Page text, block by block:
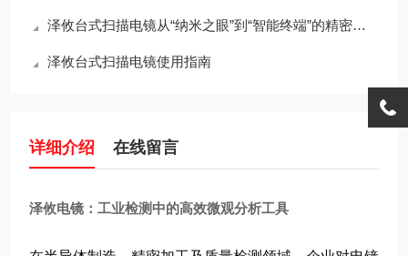
泽攸台式扫描电镜从“纳米之眼”到“智能终端”的精密架构
泽攸台式扫描电镜使用指南
详细介绍 在线留言
泽攸电镜：工业检测中的高效微观分析工具